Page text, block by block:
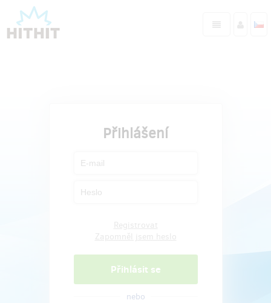
Přihlášení
nebo